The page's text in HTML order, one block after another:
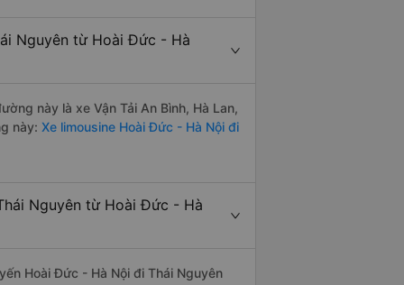
Nguyên từ Hoài Đức - Hà
này là xe Vận Tải An Bình, Hà Lan,
này: Xe limousine Hoài Đức - Hà Nội đi
Nguyên từ Hoài Đức - Hà
Hoài Đức - Hà Nội đi Thái Nguyên